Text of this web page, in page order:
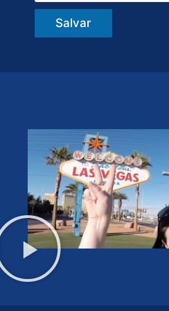
Salvar